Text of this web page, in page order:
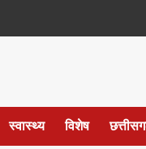
स्वास्थ्य विशेष